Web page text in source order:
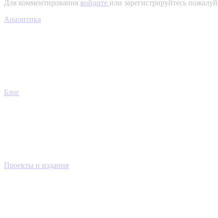
Для комментирования войдите или зарегистрируйтесь
Аналитика
Блог
Проекты и издания